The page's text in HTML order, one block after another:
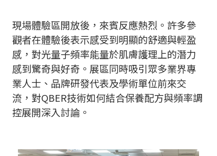
現場體驗區開放後，來賓反應熱烈。許多參
觀者在體驗後表示感受到明顯的舒適與輕盈
感，對光量子頻率能量於肌膚護理上的潛力
感到驚奇與好奇。展區同時吸引眾多業界專
業人士、品牌研發代表及學術單位前來交
流，對QBER技術如何結合保養配方與頻率調
控展開深入討論。